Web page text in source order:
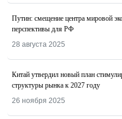
Путин: смещение центра мировой
перспективы для РФ
28 августа 2025
Китай утвердил новый план
структуры рынка к 2027 году
26 ноября 2025